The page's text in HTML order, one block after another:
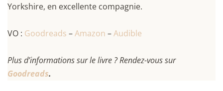
Yorkshire, en excellente compagnie.
VO : Goodreads –Amazon –Audible
Plus d’informations sur le livre ? Rendez-vous sur
Goodreads.